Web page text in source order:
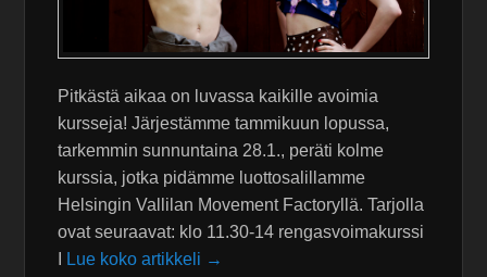
Pitkästä aikaa on luvassa kaikille avoimia
kursseja! Järjestämme tammikuun lopussa,
tarkemmin sunnuntaina 28.1., peräti kolme
kurssia, jotka pidämme luottosalillamme
Helsingin Vallilan Movement Factoryllä. Tarjolla
ovat seuraavat: klo 11.30-14 rengasvoimakurssi
Lue koko artikkeli →